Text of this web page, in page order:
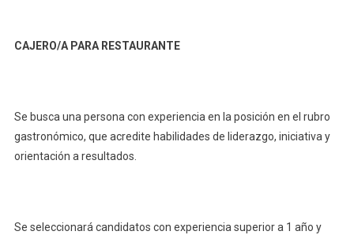
CAJERO/A PARA RESTAURANTE
Se busca una persona con experiencia en la posición en el rubro
gastronómico, que acredite habilidades de liderazgo, iniciativa y
orientación a resultados.
Se seleccionará candidatos con experiencia superior a 1 año y